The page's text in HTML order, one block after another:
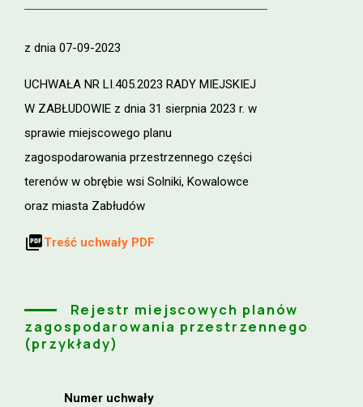
z dnia 07-09-2023
UCHWAŁA NR LI.405.2023 RADY MIEJSKIEJ
W ZABŁUDOWIE z dnia 31 sierpnia 2023 r. w
sprawie miejscowego planu
zagospodarowania przestrzennego części
terenów w obrębie wsi Solniki, Kowalowce
oraz miasta Zabłudów
picture_as_pdfTreść uchwały PDF
Rejestr miejscowych planów
zagospodarowania przestrzennego
(przykłady)
Numer uchwały